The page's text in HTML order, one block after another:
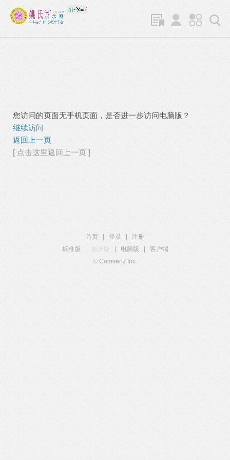
您访问的页面无手机页面，是否进一步访问电脑版？
继续访问
返回上一页
[ 点击这里返回上一页 ]
首页 登录
注册
标准版
触屏版 电脑版
客户端
© Comsenz Inc.